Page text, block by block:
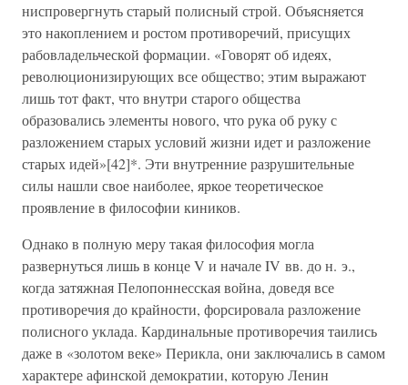
ниспровергнуть старый полисный строй. Объясняется
это накоплением и ростом противоречий, присущих
рабовладельческой формации. «Говорят об идеях,
революционизирующих все общество; этим выражают
лишь тот факт, что внутри старого общества
образовались элементы нового, что рука об руку с
разложением старых условий жизни идет и разложение
старых идей»[42]*. Эти внутренние разрушительные
силы нашли свое наиболее, яркое теоретическое
проявление в философии киников.
Однако в полную меру такая философия могла
развернуться лишь в конце V и начале IV вв. до н. э.,
когда затяжная Пелопоннесская война, доведя все
противоречия до крайности, форсировала разложение
полисного уклада. Кардинальные противоречия таились
даже в «золотом веке» Перикла, они заключались в самом
характере афинской демократии, которую Ленин